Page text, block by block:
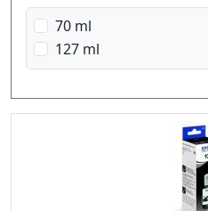
70 ml
127 ml